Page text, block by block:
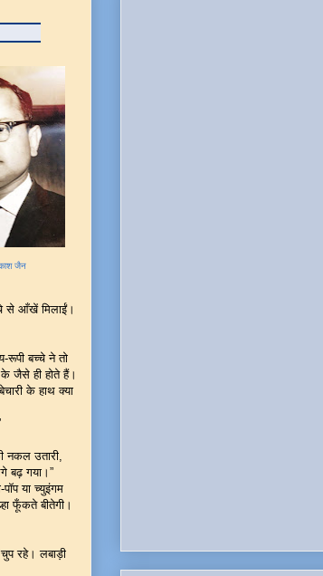
जैन
से आँखें मिलाईं।
रूपी बच्चे ने तो
जैसे ही होते हैं।
के हाथ क्या
नकल उतारी,
बढ़ गया।”
या च्युइंगम
फूँकते बीतेगी।
रहे। लबाड़ी